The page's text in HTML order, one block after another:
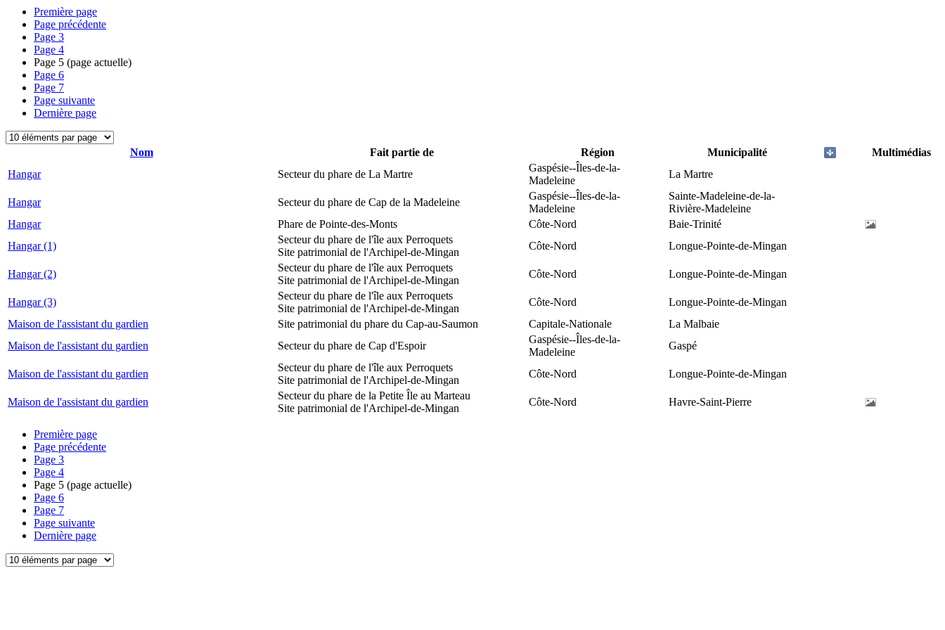
Première page
Page précédente
Page 3
Page 4
Page 5 (page actuelle)
Page 6
Page 7
Page suivante
Dernière page
Nom Fait partie de Région Municipalité
Multimédias
Hangar
Secteur du phare de La Martre
Gaspésie--Îles-de-la-
Madeleine
La Martre
Hangar Secteur du phare de Cap de la Madeleine
Gaspésie--Îles-de-la-
Madeleine
Sainte-Madeleine-de-la-
Rivière-Madeleine
Hangar
Phare de Pointe-des-Monts Côte-Nord
Baie-Trinité
Hangar (1)
Secteur du phare de l'île aux Perroquets
Site patrimonial de l'Archipel-de-Mingan
Côte-Nord Longue-Pointe-de-Mingan
Hangar (2)
Secteur du phare de l'île aux Perroquets
Site patrimonial de l'Archipel-de-Mingan
Côte-Nord Longue-Pointe-de-Mingan
Hangar (3)
Secteur du phare de l'île aux Perroquets
Site patrimonial de l'Archipel-de-Mingan
Côte-Nord
Longue-Pointe-de-Mingan
Maison de l'assistant du gardien
Site patrimonial du phare du Cap-au-Saumon Capitale-Nationale
La Malbaie
Maison de l'assistant du gardien
Secteur du phare de Cap d'Espoir
Gaspésie--Îles-de-la-
Madeleine
Gaspé
Maison de l'assistant du gardien
Secteur du phare de l'île aux Perroquets
Site patrimonial de l'Archipel-de-Mingan
Côte-Nord Longue-Pointe-de-Mingan
Maison de l'assistant du gardien
Secteur du phare de la Petite Île au Marteau
Site patrimonial de l'Archipel-de-Mingan
Côte-Nord Havre-Saint-Pierre
Première page
Page précédente
Page 3
Page 4
Page 5 (page actuelle)
Page 6
Page 7
Page suivante
Dernière page